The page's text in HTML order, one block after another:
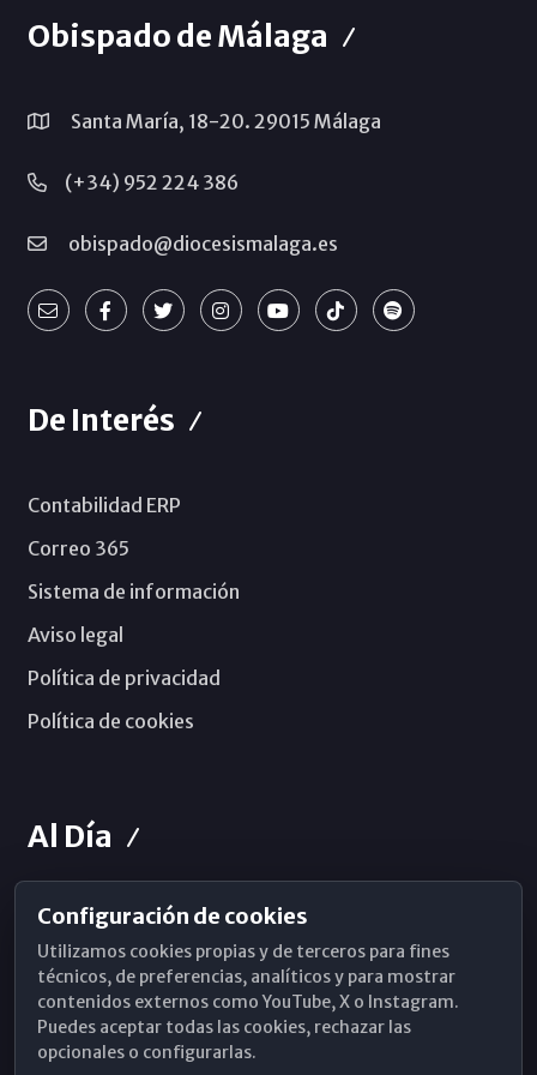
Obispado de Málaga
Santa María, 18-20. 29015 Málaga
(+34) 952 224 386
obispado@diocesismalaga.es
De Interés
Contabilidad ERP
Correo 365
Sistema de información
Aviso legal
Política de privacidad
Política de cookies
Al Día
Horarios de Misa
Hemeroteca
WhatsApp
Configuración de cookies
Utilizamos cookies propias y de terceros para fines
técnicos, de preferencias, analíticos y para mostrar
contenidos externos como YouTube, X o Instagram.
Puedes aceptar todas las cookies, rechazar las
opcionales o configurarlas.